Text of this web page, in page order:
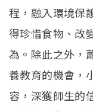
程，融入環境保
得珍惜食物、改
為。除此之外，
養教育的機會，
容，深獲師生的